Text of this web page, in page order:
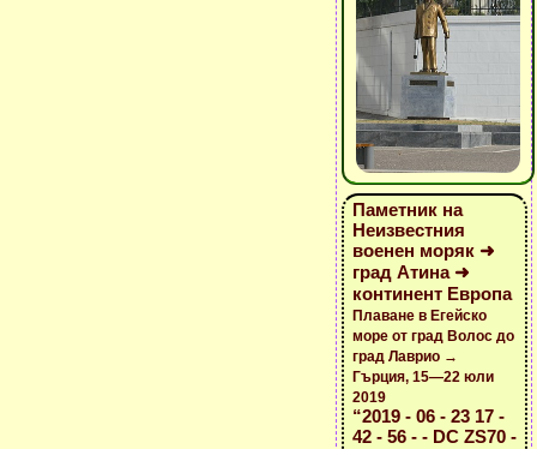
Паметник на
Неизвестния
военен моряк ➜
град Атина ➜
континент Европа
Плаване в Егейско
море от град Волос до
град Лаврио →
Гърция, 15—22 юли
2019
“2019 - 06 - 23 17 -
42 - 56 - - DC ZS70 -